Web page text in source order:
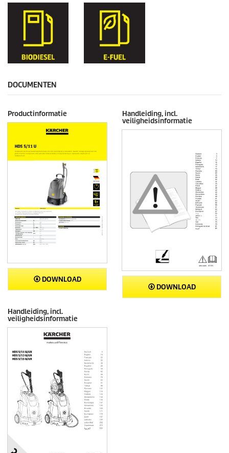
DOCUMENTEN
Productinformatie
DOWNLOAD
Handleiding, incl.
veiligheidsinformatie
DOWNLOAD
Handleiding, incl.
veiligheidsinformatie